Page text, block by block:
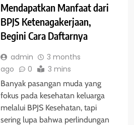
Mendapatkan Manfaat dari
BPJS Ketenagakerjaan,
Begini Cara Daftarnya
admin
3 months
ago
0 3 mins
Banyak pasangan muda yang
fokus pada kesehatan keluarga
melalui BPJS Kesehatan, tapi
sering lupa bahwa perlindungan